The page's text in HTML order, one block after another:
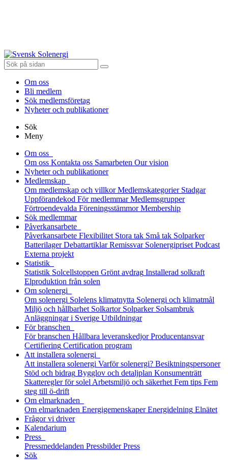
Om oss
Bli medlem
Sök medlemsföretag
Nyheter och publikationer
Sök
Meny
Om oss
Om oss Kontakta oss Samarbeten Our vision
Nyheter och publikationer
Medlemskap
Om medlemskap och villkor Medlemskategorier Stadgar
Uppförandekod För medlemmar Medlemsgrupper
Förtroendevalda Föreningsstämmor Membership
Sök medlemmar
Påverkansarbete
Påverkansarbete Flexibilitet Stora tak Små tak Solparker
Batterilager Debattartiklar Remissvar Solenergipriset Podcast
Externa projekt
Statistik
Statistik Solcellstoppen Grönt avdrag Installerad solkraft
Elproduktion från solen
Om solenergi
Om solenergi Solelens klimatnytta Solenergi och klimatmål
Miljö och hållbarhet Solkartor Solparker Solsambruk
Anläggningar i Sverige Utbildningar
För branschen
För branschen Hållbara leveranskedjor Producentansvar
Certifiering Certification program
Att installera solenergi
Att installera solenergi Varför solenergi? Besiktningspersoner
Stöd och bidrag Bygglov och detaljplan Konsumenträtt
Skatteregler för solel Arbetsmiljö och säkerhet Fem tips Fem
steg till ö-drift
Om elmarknaden
Om elmarknaden Energigemenskaper Energidelning Elnätet
Frågor vi driver
Kalendarium
Press
Pressmeddelanden Pressbilder Press
Sök